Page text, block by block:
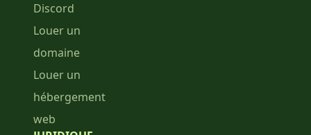
Discord
Louer un
domaine
Louer un
hébergement
web